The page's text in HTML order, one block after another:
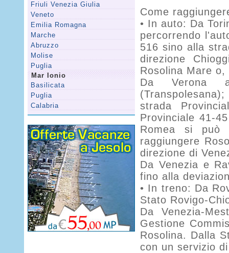
Friuli Venezia Giulia
Veneto
Emilia Romagna
Marche
Abruzzo
Molise
Puglia
Mar Ionio
Basilicata
Puglia
Calabria
Come
• In auto: Da
percorrendo
516 sino alla
direzione
Rosolina Mare
Da Verona
strada
Provinciale 41-
Romea si può
raggiungere
direzione di
Da Venezia e
fino alla
• In treno: Da
Stato Rovigo-
Da Venezia-
Gestione
Rosolina. Dalla
con un servizio